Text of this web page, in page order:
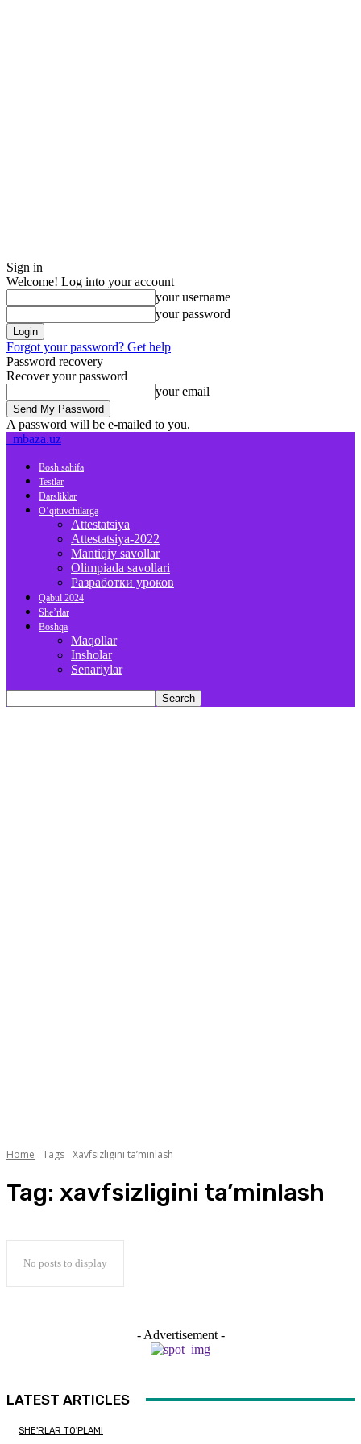
Sign in
Welcome! Log into your account
your username
your password
Forgot your password? Get help
Password recovery
Recover your password
your email
A password will be e-mailed to you.
mbaza.uz
Bosh sahifa
Testlar
Darsliklar
O’qituvchilarga
Attestatsiya
Attestatsiya-2022
Mantiqiy savollar
Olimpiada savollari
Разработки уроков
Qabul 2024
She’rlar
Boshqa
Maqollar
Insholar
Senariylar
Home Tags Xavfsizligini ta’minlash
Tag: xavfsizligini ta’minlash
No posts to display
- Advertisement -
LATEST ARTICLES
SHE'RLAR TO'PLAMI